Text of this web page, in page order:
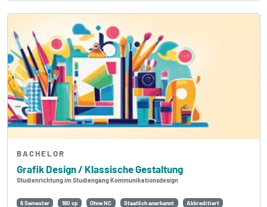
Grafik Design / Klassische Gestaltung
Studienrichtung im Studiengang Kommunikationsdesign
BACHELOR
6 Semester 180 cp Ohne NC Staatlich anerkannt Akkreditiert